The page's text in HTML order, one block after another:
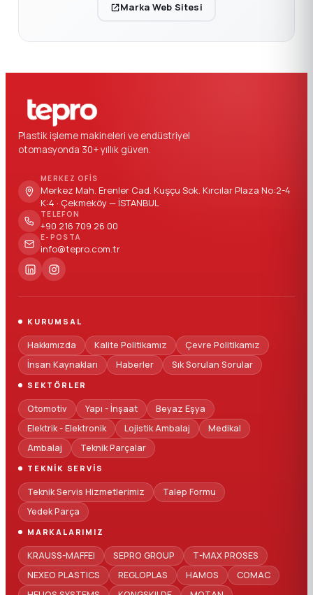
Marka Web Sitesi
Plastik işleme makineleri ve endüstriyel
otomasyonda 30+ yıllık güven.
MERKEZ OFIS
Merkez Mah. Erenler Cad. Kuşçu Sok. Kırcılar Plaza No:2-4
K:4 · Çekmeköy — İSTANBUL
TELEFON
+90 216 709 26 00
E-POSTA
info@tepro.com.tr
KURUMSAL
Hakkımızda Kalite Politikamız
Çevre Politikamız
İnsan Kaynakları
Haberler Sık Sorulan Sorular
SEKTÖRLER
Otomotiv Yapı - İnşaat
Beyaz Eşya
Elektrik - Elektronik
Lojistik Ambalaj
Medikal
Ambalaj
Teknik Parçalar
TEKNIK SERVIS
Teknik Servis Hizmetlerimiz
Talep Formu
Yedek Parça
MARKALARIMIZ
KRAUSS-MAFFEI SEPRO GROUP
T-MAX PROSES
NEXEO PLASTICS
REGLOPLAS HAMOS
COMAC